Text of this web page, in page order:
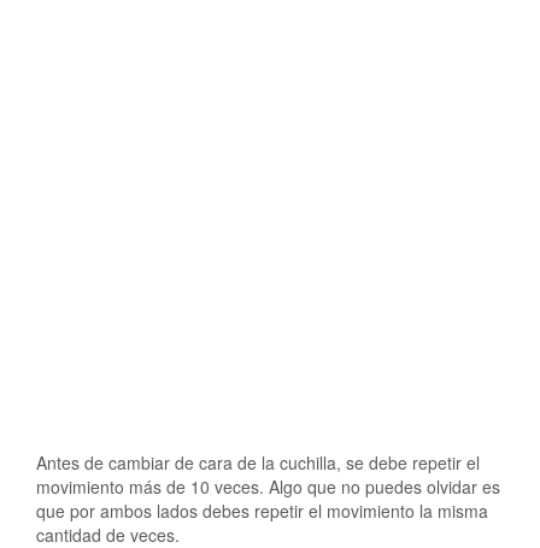
Antes de cambiar de cara de la cuchilla, se debe repetir el
movimiento más de 10 veces. Algo que no puedes olvidar es
que por ambos lados debes repetir el movimiento la misma
cantidad de veces.